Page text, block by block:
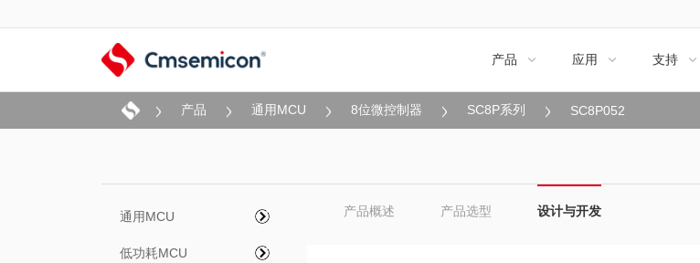
产品  应用  支持 
产品 通用MCU 8位微控制器 SC8P系列 SC8P052
通用MCU
低功耗MCU
产品概述 产品选型 设计与开发